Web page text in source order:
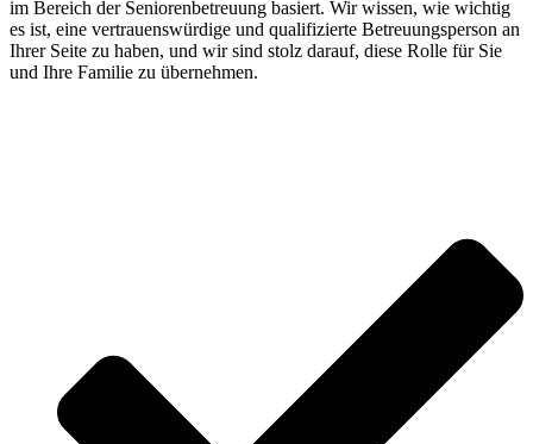
im Bereich der Seniorenbetreuung basiert. Wir wissen, wie wichtig
es ist, eine vertrauenswürdige und qualifizierte Betreuungsperson an
Ihrer Seite zu haben, und wir sind stolz darauf, diese Rolle für Sie
und Ihre Familie zu übernehmen.